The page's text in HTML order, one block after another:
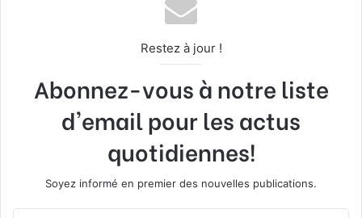
Restez à jour !
Abonnez-vous à notre liste
d'email pour les actus
quotidiennes!
Soyez informé en premier des nouvelles publications.